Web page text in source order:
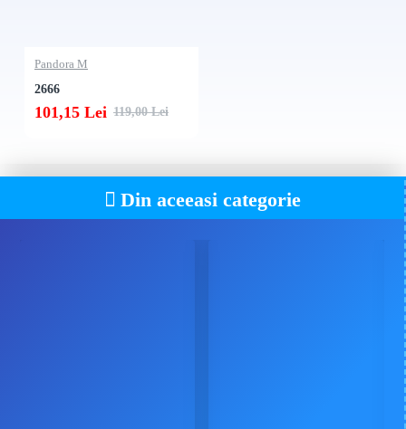
Pandora M
2666
101,15 Lei 119,00 Lei
Din aceeasi categorie